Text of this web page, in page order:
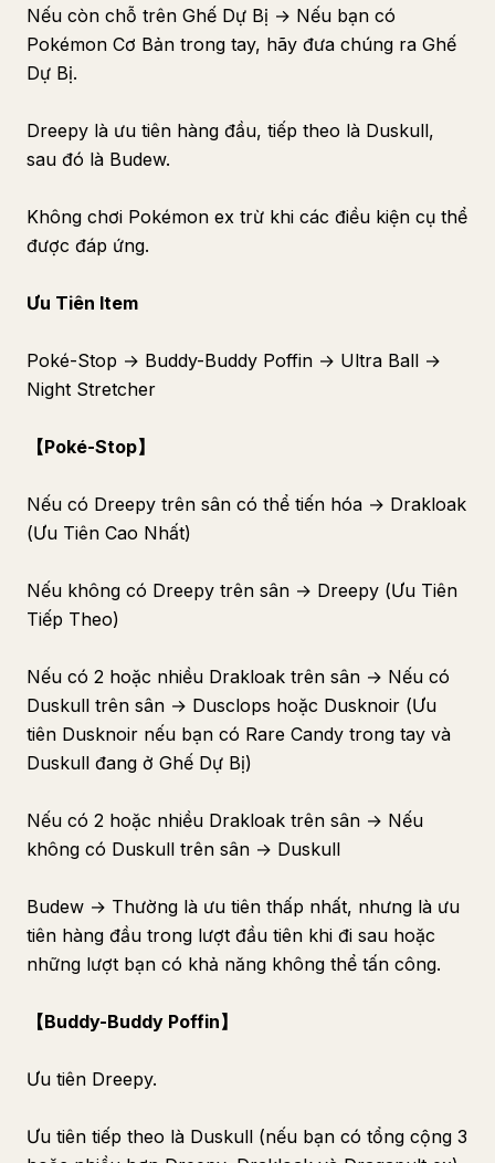
Nếu còn chỗ trên Ghế Dự Bị → Nếu bạn có
Pokémon Cơ Bản trong tay, hãy đưa chúng ra Ghế
Dự Bị.
Dreepy là ưu tiên hàng đầu, tiếp theo là Duskull,
sau đó là Budew.
Không chơi Pokémon ex trừ khi các điều kiện cụ thể
được đáp ứng.
Ưu Tiên Item
Poké-Stop → Buddy-Buddy Poffin → Ultra Ball →
Night Stretcher
【Poké-Stop】
Nếu có Dreepy trên sân có thể tiến hóa → Drakloak
(Ưu Tiên Cao Nhất)
Nếu không có Dreepy trên sân → Dreepy (Ưu Tiên
Tiếp Theo)
Nếu có 2 hoặc nhiều Drakloak trên sân → Nếu có
Duskull trên sân → Dusclops hoặc Dusknoir (Ưu
tiên Dusknoir nếu bạn có Rare Candy trong tay và
Duskull đang ở Ghế Dự Bị)
Nếu có 2 hoặc nhiều Drakloak trên sân → Nếu
không có Duskull trên sân → Duskull
Budew → Thường là ưu tiên thấp nhất, nhưng là ưu
tiên hàng đầu trong lượt đầu tiên khi đi sau hoặc
những lượt bạn có khả năng không thể tấn công.
【Buddy-Buddy Poffin】
Ưu tiên Dreepy.
Ưu tiên tiếp theo là Duskull (nếu bạn có tổng cộng 3